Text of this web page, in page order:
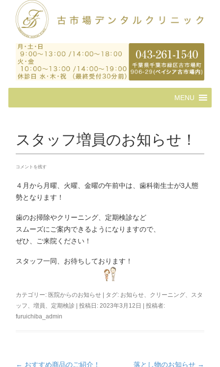
へ
ス
プ
MENU
スタッフ増員のお知らせ！
コメントを残す
４月から月曜、火曜、金曜の午前中は、歯科衛生士が3人態
勢となります！
歯のお掃除やクリーニング、定期検診など
スムーズにご案内できるようになりますので、
ぜひ、ご来院ください！
スタッフ一同、お待ちしております！
カテゴリー: 医院からのお知らせ | タグ: お知らせ、 クリーニング、 スタ
ッフ、増員、 定期検診 | 投稿日:2023年3月12日 |投稿者:
furuichiba_admin
← おすすめ商品のご紹介！ 落とし物のお知らせ →